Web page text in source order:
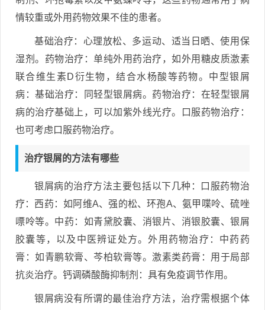
情较重或外用药物效果不佳的患者。
基础治疗：心理放松、多运动、适当日晒、使用保
湿剂。药物治疗：单纯外用药治疗，如外用糖皮质激素
联合维生素D衍生物，结合水杨酸等药物。中型银屑
病：基础治疗：同轻型银屑病。药物治疗：在轻型银屑
病的治疗基础上，可以加紫外线光疗。口服药物治疗：
也可考虑口服药物治疗。
治疗银屑的方法有哪些
银屑病的治疗方法主要包括以下几种：口服药物治
疗：西药：如阿维A、强的松、环孢A、氨甲喋呤、硫唑
嘌呤等。中药：如青黛胶囊、消银片、消银胶囊、银屑
胶囊等，以及中医辨证处方。外用药物治疗：中药药
膏：如青鹏软膏、芩柏软膏等。激素类药膏：用于局部
抗炎治疗。钙调磷酸酶抑制剂：具有免疫调节作用。
银屑病没有所谓的最佳治疗方法，治疗需根据个体